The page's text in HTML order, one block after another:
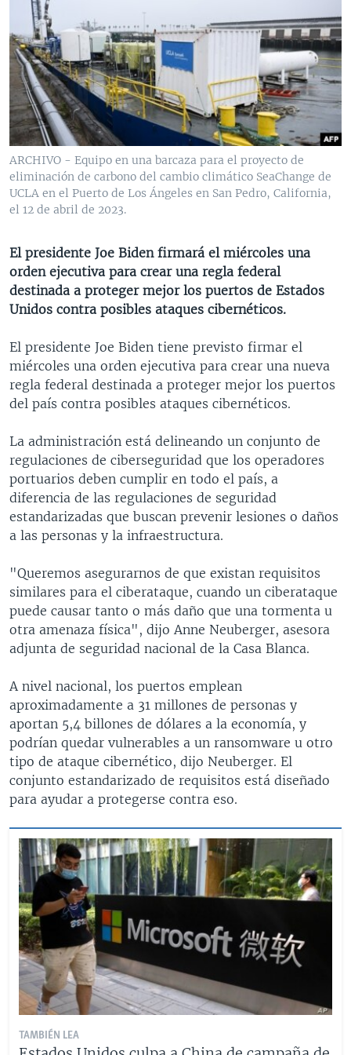
VENEZUELA
BRASIL
NICARAGUA
ECONOMÍA
ENTRETENIMIENTO Y CULTURA
TECNOLOGÍA
DEPORTES
CIENCIA Y SALUD
MULTIMEDIA
VIDEOS
FOTOGRAFÍA
AUDIOS
PROGRAMAS TV
EL MUNDO AL DÍA
FORO INTERAMERICANO
VISIÓN 360
LAS CLAVES
PANORAMA
RADIO
AVANCE INFORMATIVO
AUDIONOTICIAS
BUENOS DÍAS AMÉRICA
ESTADOS UNIDOS AL DÍA
EL MUNDO AL DÍA [RADIO]
DEPORTIVO INTERNACIONAL
NOTA ECONÓMICA
DIRECT
DOCUMENTALES DE LA VOA
Learning English
SÍGANOS
Idiomas
ARCHIVO - Equipo en una barcaza para el proyecto de
eliminación de carbono del cambio climático SeaChange de
UCLA en el Puerto de Los Ángeles en San Pedro, California,
el 12 de abril de 2023.
El presidente Joe Biden firmará el miércoles una
orden ejecutiva para crear una regla federal
destinada a proteger mejor los puertos de Estados
Unidos contra posibles ataques cibernéticos.
El presidente Joe Biden tiene previsto firmar el
miércoles una orden ejecutiva para crear una nueva
regla federal destinada a proteger mejor los puertos
del país contra posibles ataques cibernéticos.
La administración está delineando un conjunto de
regulaciones de ciberseguridad que los operadores
portuarios deben cumplir en todo el país, a
diferencia de las regulaciones de seguridad
estandarizadas que buscan prevenir lesiones o daños
a las personas y la infraestructura.
"Queremos asegurarnos de que existan requisitos
similares para el ciberataque, cuando un ciberataque
puede causar tanto o más daño que una tormenta u
otra amenaza física", dijo Anne Neuberger, asesora
adjunta de seguridad nacional de la Casa Blanca.
A nivel nacional, los puertos emplean
aproximadamente a 31 millones de personas y
aportan 5,4 billones de dólares a la economía, y
podrían quedar vulnerables a un ransomware u otro
tipo de ataque cibernético, dijo Neuberger. El
conjunto estandarizado de requisitos está diseñado
para ayudar a protegerse contra eso.
TAMBIÉN LEA